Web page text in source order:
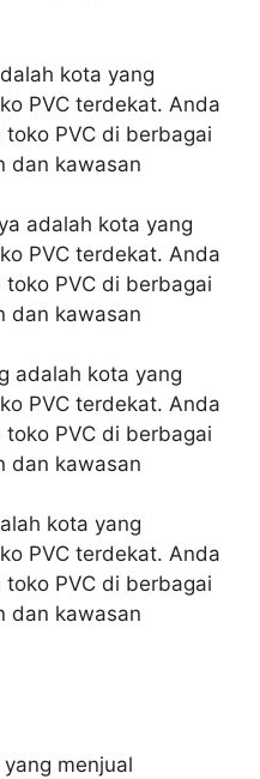
kota yang
PVC terdekat. Anda
PVC di berbagai
dan kawasan
adalah kota yang
PVC terdekat. Anda
PVC di berbagai
dan kawasan
adalah kota yang
PVC terdekat. Anda
PVC di berbagai
dan kawasan
kota yang
PVC terdekat. Anda
PVC di berbagai
dan kawasan
menjual